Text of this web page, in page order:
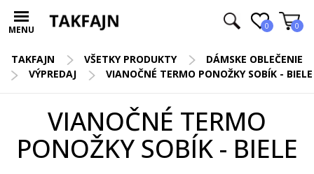
MENU 0 0
TAKFAJN VŠETKY PRODUKTY
DÁMSKE OBLEČENIE
VÝPREDAJ
VIANOČNÉ TERMO PONOŽKY SOBÍK - BIELE
VIANOČNÉ TERMO
PONOŽKY SOBÍK - BIELE